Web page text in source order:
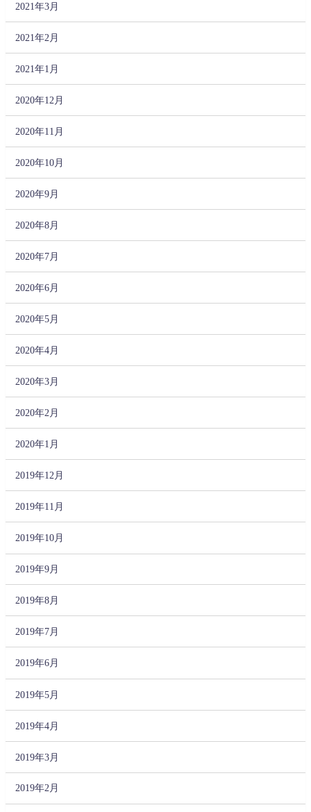
2021年3月
2021年2月
2021年1月
2020年12月
2020年11月
2020年10月
2020年9月
2020年8月
2020年7月
2020年6月
2020年5月
2020年4月
2020年3月
2020年2月
2020年1月
2019年12月
2019年11月
2019年10月
2019年9月
2019年8月
2019年7月
2019年6月
2019年5月
2019年4月
2019年3月
2019年2月